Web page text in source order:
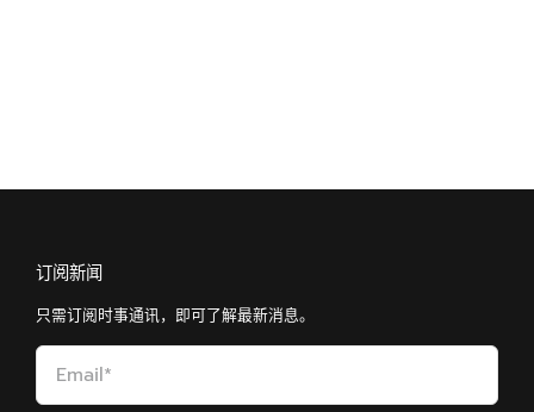
订阅新闻
只需订阅时事通讯，即可了解最新消息。